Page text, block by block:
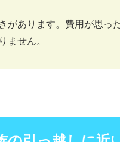
があります。費用が思っ
ません。